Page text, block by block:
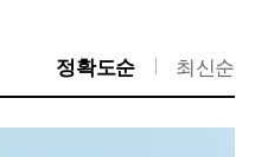
정확도순 최신순